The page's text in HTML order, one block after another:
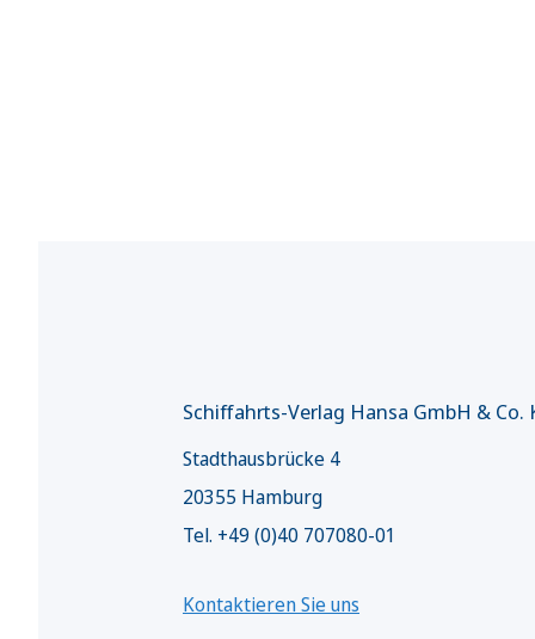
Schiffahrts-Verlag Hansa GmbH & Co.
Stadthausbrücke 4
20355 Hamburg
Tel. +49 (0)40 707080-01
Kontaktieren Sie uns